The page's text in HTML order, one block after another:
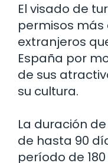
El visado de
permisos
extranjeros
España por
de sus
su cultura.
La duración
de hasta 90
período de